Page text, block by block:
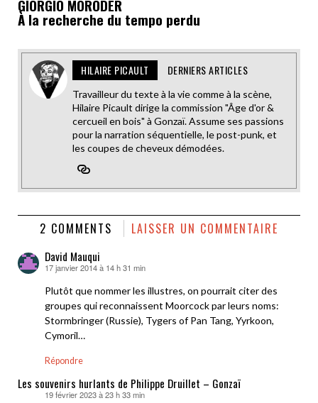
GIORGIO MORODER
À la recherche du tempo perdu
HILAIRE PICAULT DERNIERS ARTICLES
Travailleur du texte à la vie comme à la scène,
Hilaire Picault dirige la commission "Âge d'or &
cercueil en bois" à Gonzaï. Assume ses passions
pour la narration séquentielle, le post-punk, et
les coupes de cheveux démodées.
2 COMMENTS LAISSER UN COMMENTAIRE
David Mauqui
dit :
17 janvier 2014 à 14 h 31 min
Plutôt que nommer les illustres, on pourrait citer des
groupes qui reconnaissent Moorcock par leurs noms:
Stormbringer (Russie), Tygers of Pan Tang, Yyrkoon,
Cymoril…
Répondre
Les souvenirs hurlants de Philippe Druillet – Gonzaï
19 février 2023 à 23 h 33 min